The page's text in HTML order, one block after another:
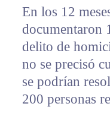
En los 12
documentaron
delito de
no se precisó
se podrían
200 personas